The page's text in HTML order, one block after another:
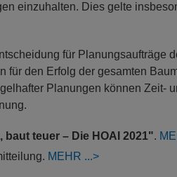
einzuhalten. Dies gelte
für Planungsaufträge
für den Erfolg der gesamten
Planungen können Zeit-
baut teuer – Die HOAI 2021".
MEHR